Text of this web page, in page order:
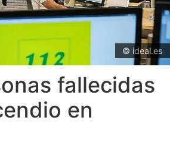
© ideal.es
fallecidas
en